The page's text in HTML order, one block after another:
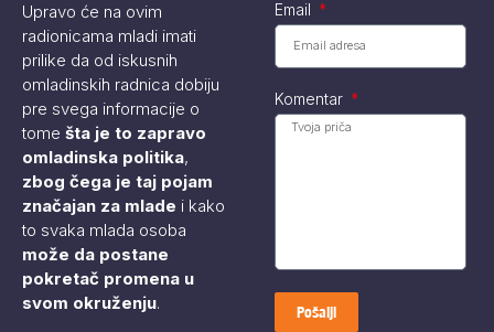
Upravo će na ovim
radionicama mladi imati
prilike da od iskusnih
omladinskih radnica dobiju
pre svega informacije o
tome šta je to zapravo
omladinska politika,
zbog čega je taj pojam
značajan za mlade i kako
to svaka mlada osoba
može da postane
pokretač promena u
svom okruženju.
Email
Komentar
Pošalji